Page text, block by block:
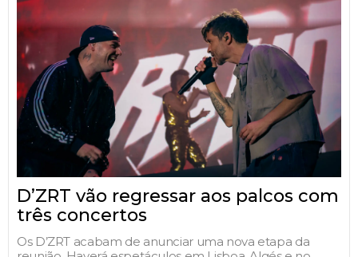
D’ZRT vão regressar aos palcos com
três concertos
Os D’ZRT acabam de anunciar uma nova etapa da